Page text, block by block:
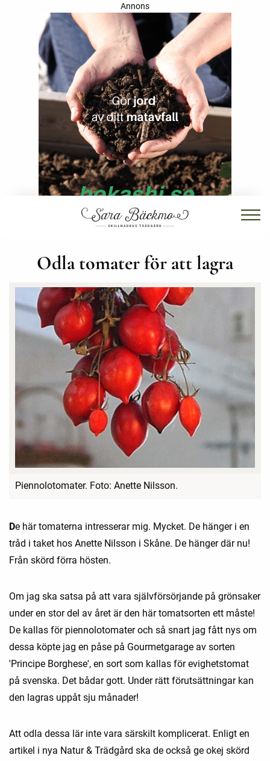
Annons
Odla tomater för att lagra
Piennolotomater. Foto: Anette Nilsson.
De här tomaterna intresserar mig. Mycket. De hänger i en
tråd i taket hos Anette Nilsson i Skåne. De hänger där nu!
Från skörd förra hösten.
Om jag ska satsa på att vara självförsörjande på grönsaker
under en stor del av året är den här tomatsorten ett måste!
De kallas för piennolotomater och så snart jag fått nys om
dessa köpte jag en påse på Gourmetgarage av sorten
'Principe Borghese', en sort som kallas för evighetstomat
på svenska. Det bådar gott. Under rätt förutsättningar kan
den lagras uppåt sju månader!
Att odla dessa lär inte vara särskilt komplicerat. Enligt en
artikel i nya Natur & Trädgård ska de också ge okej skörd